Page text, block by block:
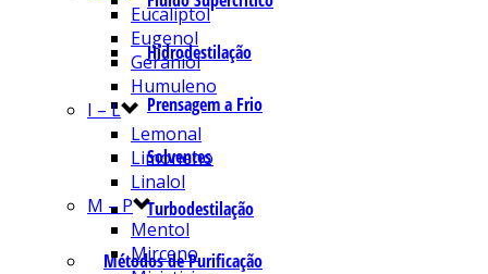
Hidrodestilação
Prensagem a Frio
Solventes
Turbodestilação
Métodos de Purificação
Eucaliptol
Eugenol
Geraniol
Humuleno
I – L
Lemonal
Limoneno
Linalol
M – P
Mentol
Mirceno